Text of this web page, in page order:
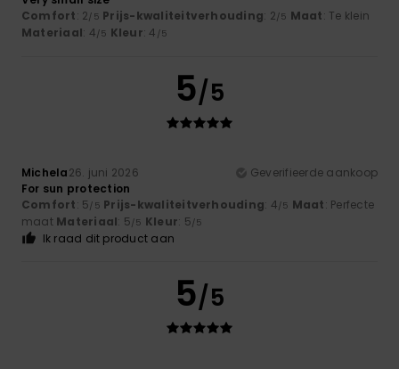
Comfort: 2/5 Prijs-kwaliteitverhouding: 2/5 Maat: Te klein
Materiaal: 4/5 Kleur: 4 /5
5/5
Michela26. juni 2026
Geverifieerde aankoop
For sun protection
Comfort: 5/5 Prijs-kwaliteitverhouding: 4/5 Maat: Perfecte
maat Materiaal: 5/5 Kleur: 5/5
Ik raad dit product aan
5/5